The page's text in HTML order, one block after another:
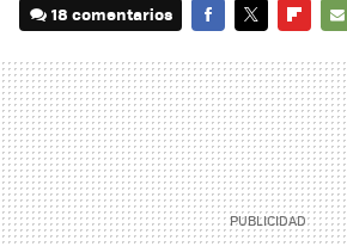
18 comentarios